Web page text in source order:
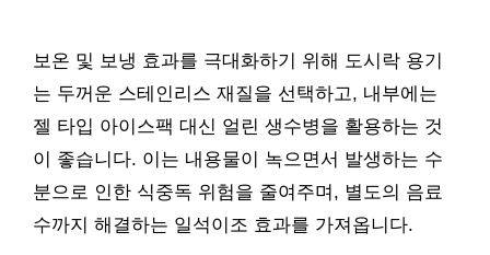
보온 및 보냉 효과를 극대화하기 위해 도시락 용기
는 두꺼운 스테인리스 재질을 선택하고, 내부에는
젤 타입 아이스팩 대신 얼린 생수병을 활용하는 것
이 좋습니다. 이는 내용물이 녹으면서 발생하는 수
분으로 인한 식중독 위험을 줄여주며, 별도의 음료
수까지 해결하는 일석이조 효과를 가져옵니다.